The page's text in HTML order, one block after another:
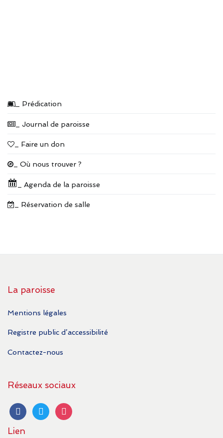
_ Prédication
_ Journal de paroisse
_ Faire un don
_ Où nous trouver ?
_ Agenda de la paroisse
_ Réservation de salle
La paroisse
Mentions légales
Registre public d’accessibilité
Contactez-nous
Réseaux sociaux
facebooktwitter instagram
Lien